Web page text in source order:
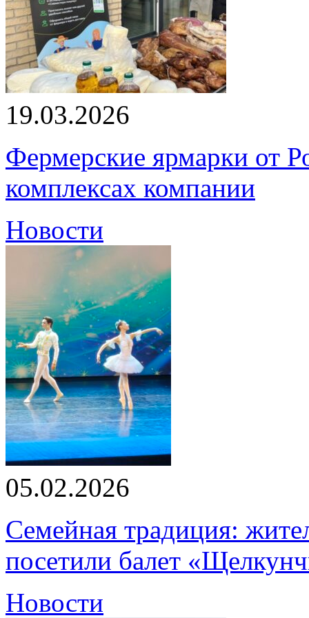
19.03.2026
Фермерские ярмарки от
комплексах компании
Новости
05.02.2026
Семейная традиция:
посетили балет
Новости